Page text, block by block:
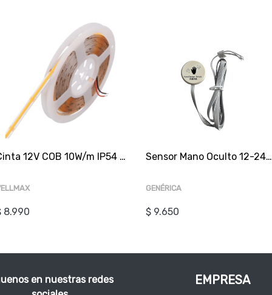
Cinta 12V COB 10W/m IP54 320Led/m 3000K Cálida 5mt
8.990
Sensor Mano Oculto 12-24V 5A tras Panel hasta 10mm
GENÉRICA
$ 9.650
en nuestras redes
EMPRESA